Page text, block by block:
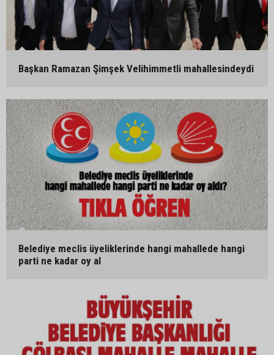
Başkan Ramazan Şimşek Velihimmetli mahallesindeydi
Belediye meclis üyeliklerinde hangi mahallede hangi
parti ne kadar oy al